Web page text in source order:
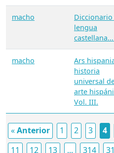
macho
Diccionario
lengua
castellana...
macho
Ars
historia
universal
arte
Vol. III.
«Anterior 1 2 3 4
11
12 13 ... 314